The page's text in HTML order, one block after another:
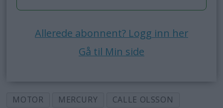
Allerede abonnent? Logg inn her
Gå til Min side
MOTOR MERCURY
CALLE OLSSON